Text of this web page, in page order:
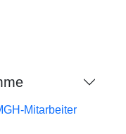
Mitarbeiter